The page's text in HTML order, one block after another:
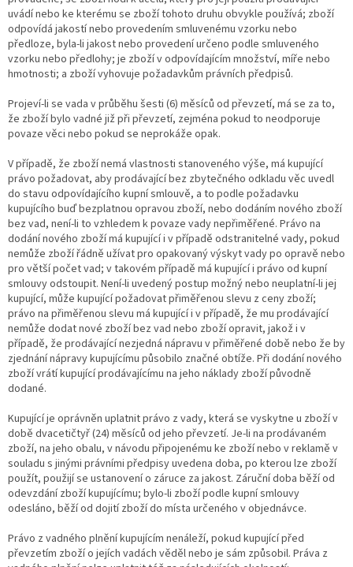
uvádí nebo ke kterému se zboží tohoto druhu obvykle používá; zboží
odpovídá jakostí nebo provedením smluvenému vzorku nebo
předloze, byla-li jakost nebo provedení určeno podle smluveného
vzorku nebo předlohy; je zboží v odpovídajícím množství, míře nebo
hmotnosti; a zboží vyhovuje požadavkům právních předpisů.
Projeví-li se vada v průběhu šesti (6) měsíců od převzetí, má se za to,
že zboží bylo vadné již při převzetí, zejména pokud to neodporuje
povaze věci nebo pokud se neprokáže opak.
V případě, že zboží nemá vlastnosti stanoveného výše, má kupující
právo požadovat, aby prodávající bez zbytečného odkladu věc uvedl
do stavu odpovídajícího kupní smlouvě, a to podle požadavku
kupujícího buď bezplatnou opravou zboží, nebo dodáním nového zboží
bez vad, není-li to vzhledem k povaze vady nepřiměřené. Právo na
dodání nového zboží má kupující i v případě odstranitelné vady, pokud
nemůže zboží řádně užívat pro opakovaný výskyt vady po opravě nebo
pro větší počet vad; v takovém případě má kupující i právo od kupní
smlouvy odstoupit. Není-li uvedený postup možný nebo neuplatní-li jej
kupující, může kupující požadovat přiměřenou slevu z ceny zboží;
právo na přiměřenou slevu má kupující i v případě, že mu prodávající
nemůže dodat nové zboží bez vad nebo zboží opravit, jakož i v
případě, že prodávající nezjedná nápravu v přiměřené době nebo že by
zjednání nápravy kupujícímu působilo značné obtíže. Při dodání nového
zboží vrátí kupující prodávajícímu na jeho náklady zboží původně
dodané.
Kupující je oprávněn uplatnit právo z vady, která se vyskytne u zboží v
době dvacetičtyř (24) měsíců od jeho převzetí. Je-li na prodávaném
zboží, na jeho obalu, v návodu připojenému ke zboží nebo v reklamě v
souladu s jinými právními předpisy uvedena doba, po kterou lze zboží
použít, použijí se ustanovení o záruce za jakost. Záruční doba běží od
odevzdání zboží kupujícímu; bylo-li zboží podle kupní smlouvy
odesláno, běží od dojití zboží do místa určeného v objednávce.
Právo z vadného plnění kupujícím nenáleží, pokud kupující před
převzetím zboží o jejích vadách věděl nebo je sám způsobil. Práva z